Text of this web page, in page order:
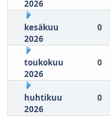
2026
kesäkuu
2026
0
toukokuu
2026
0
huhtikuu
2026
0